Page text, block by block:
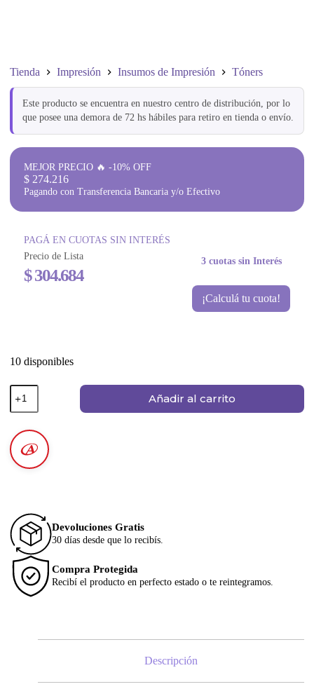
Tienda Impresión Insumos de Impresión Tóners
Este producto se encuentra en nuestro centro de distribución, por lo
que posee una demora de 72 hs hábiles para retiro en tienda o envío.
MEJOR PRECIO 🔥 -10% OFF
$ 274.216
Pagando con Transferencia Bancaria y/o Efectivo
PAGÁ EN CUOTAS SIN INTERÉS
Precio de Lista
$304.684
3 cuotas sin Interés
¡Calculá tu cuota!
10 disponibles
Añadir al carrito
Devoluciones Gratis
30 días desde que lo recibís.
Compra Protegida
Recibí el producto en perfecto estado o te reintegramos.
Descripción